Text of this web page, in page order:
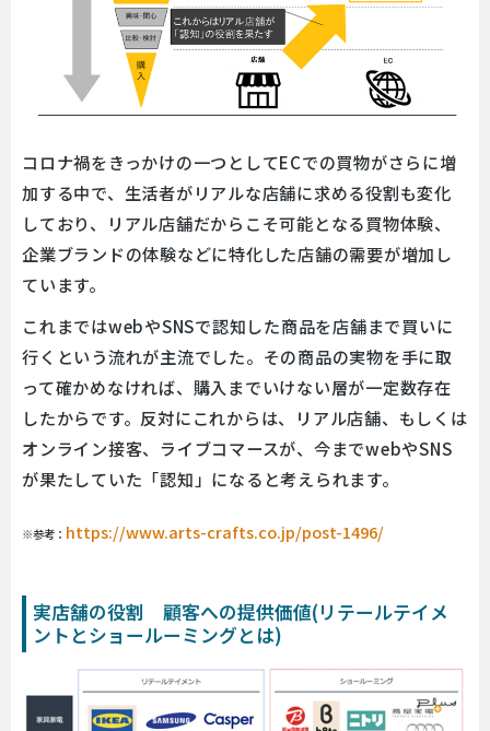
コロナ禍をきっかけの一つとしてECでの買物がさらに増
加する中で、生活者がリアルな店舗に求める役割も変化
しており、リアル店舗だからこそ可能となる買物体験、
企業ブランドの体験などに特化した店舗の需要が増加し
ています。
これまではwebやSNSで認知した商品を店舗まで買いに
行くという流れが主流でした。その商品の実物を手に取
って確かめなければ、購入までいけない層が一定数存在
したからです。反対にこれからは、リアル店舗、もしくは
オンライン接客、ライブコマースが、今までwebやSNS
が果たしていた「認知」になると考えられます。
※参考： https://www.arts-crafts.co.jp/post-1496/
実店舗の役割 顧客への提供価値(リテールテイメ
ントとショールーミングとは)